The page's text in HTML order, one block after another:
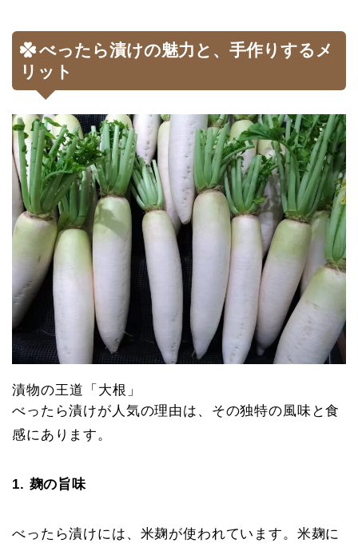
べったら漬けの魅力と、手作りするメ
リット
漬物の王道「大根」
べったら漬けが人気の理由は、その独特の風味と食
感にあります。
1. 麹の旨味
べったら漬けには、米麹が使われています。米麹に